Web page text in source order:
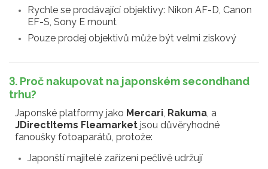
Rychle se prodávající objektivy: Nikon AF-D, Canon
EF-S, Sony E mount
Pouze prodej objektivů může být velmi ziskový
3. Proč nakupovat na japonském secondhand
trhu?
Japonské platformy jako Mercari, Rakuma, a
JDirectItems Fleamarket jsou důvěryhodné
fanoušky fotoaparátů, protože:
Japonští majitelé zařízení pečlivě udržují